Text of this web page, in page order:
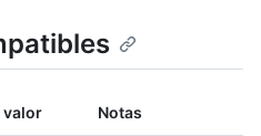
valor Notas